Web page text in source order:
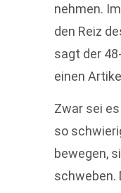
nehmen.
den Reiz
sagt der
einen
Zwar sei
so
bewegen,
schweben.